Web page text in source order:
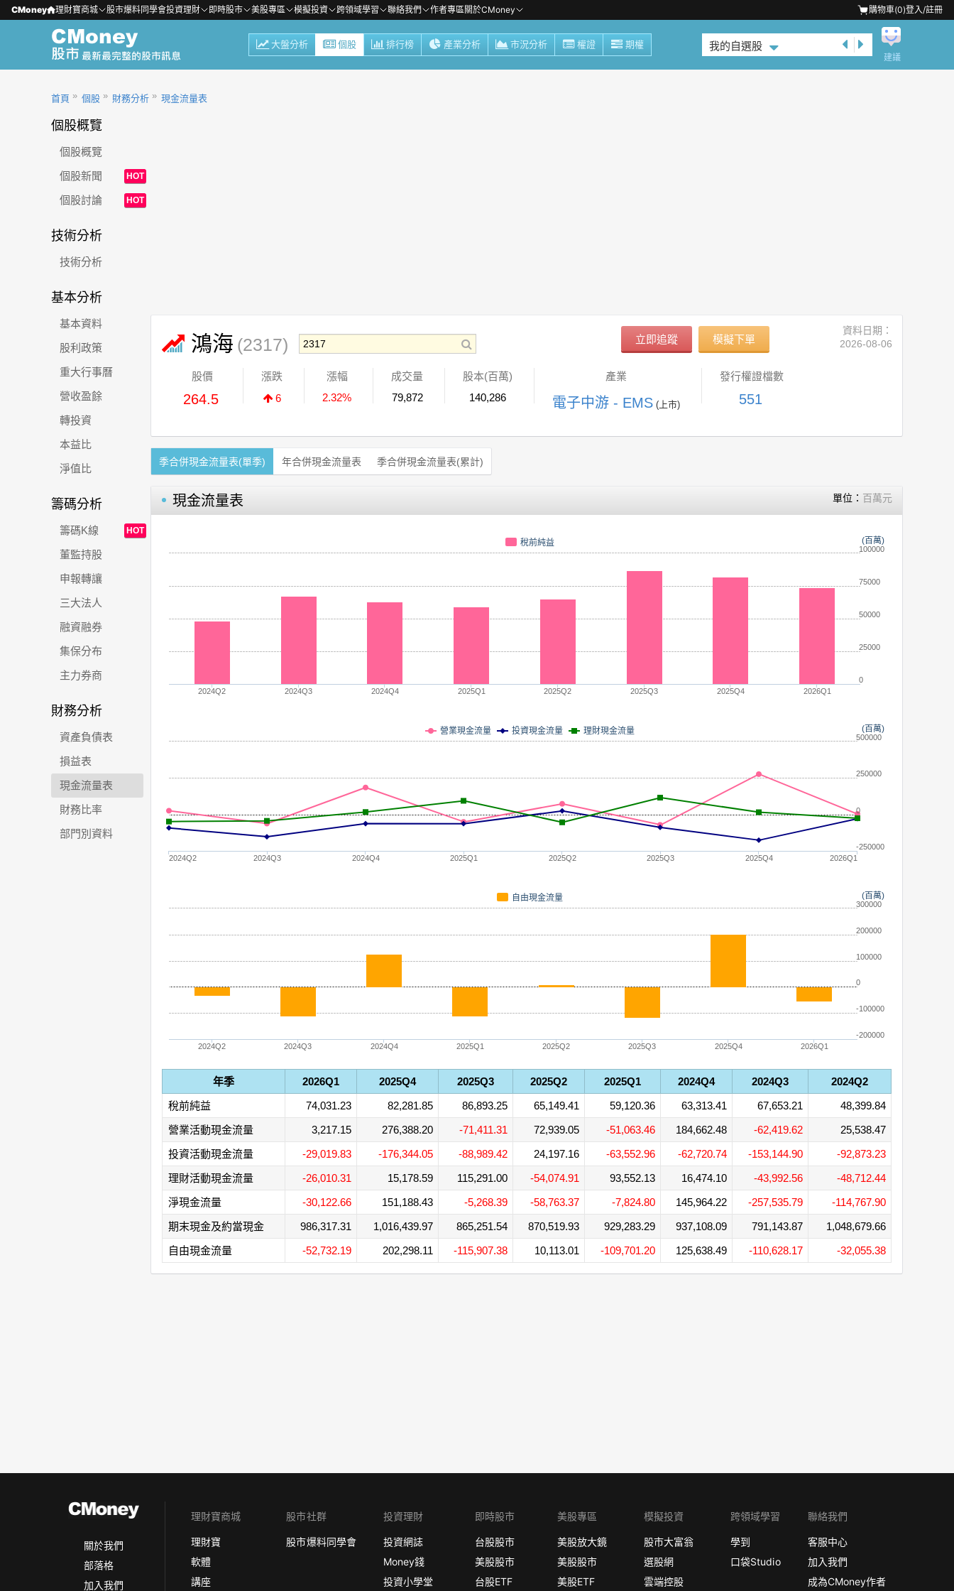
CMoney 理財寶商城 股市爆料同學會投資理財 即時股市 美股專區 模擬投資 跨領域學習 聯絡我們 作者專區關於CMoney 購物車(0)登入/註冊
大盤分析 個股 排行榜 產業分析 市況分析 權證 期權 我的自選股
建議
首頁 個股 財務分析 現金流量表
個股概覽
個股概覽
個股新聞
HOT
個股討論 HOT
技術分析
技術分析
基本分析
基本資料
股利政策
重大行事曆
營收盈餘
轉投資
本益比
淨值比
籌碼分析
籌碼K線 HOT
董監持股
申報轉讓
三大法人
融資融券
集保分布
主力券商
財務分析
資產負債表
損益表
現金流量表
財務比率
部門別資料
鴻海 (2317) 立即追蹤 模擬下單
資料日期：
2026-08-06
股價
264.5
漲跌
6
漲幅
2.32%
成交量
79,872
股本(百萬)
140,286
產業
電子中游 - EMS (上市)
發行權證檔數
551
季合併現金流量表(單季) 年合併現金流量表 季合併現金流量表(累計)
現金流量表 單位： 百萬元
(百萬)
稅前純益
2024Q2 2024Q3 2024Q4 2025Q1 2025Q2 2025Q3 2025Q4 2026Q1
0
25000
50000
75000
100000
(百萬)
營業現金流量 投資現金流量 理財現金流量
2024Q2 2024Q3 2024Q4 2025Q1 2025Q2 2025Q3 2025Q4 2026Q1
0
-250000
250000
500000
(百萬)
自由現金流量
2024Q2 2024Q3 2024Q4 2025Q1 2025Q2 2025Q3 2025Q4 2026Q1
-200000
-100000
0
100000
200000
300000
年季 2026Q1 2025Q4 2025Q3 2025Q2 2025Q1 2024Q4 2024Q3
2024Q2
稅前純益
74,031.23 82,281.85 86,893.25 65,149.41 59,120.36 63,313.41 67,653.21
48,399.84
營業活動現金流量
3,217.15 276,388.20 -71,411.31 72,939.05 -51,063.46 184,662.48 -62,419.62
25,538.47
投資活動現金流量
-29,019.83 -176,344.05 -88,989.42 24,197.16 -63,552.96 -62,720.74 -153,144.90
-92,873.23
理財活動現金流量
-26,010.31 15,178.59 115,291.00 -54,074.91 93,552.13 16,474.10 -43,992.56
-48,712.44
淨現金流量
-30,122.66 151,188.43 -5,268.39 -58,763.37 -7,824.80 145,964.22 -257,535.79
-114,767.90
期末現金及約當現金
986,317.31 1,016,439.97 865,251.54 870,519.93 929,283.29 937,108.09 791,143.87
1,048,679.66
自由現金流量
-52,732.19 202,298.11 -115,907.38 10,113.01 -109,701.20 125,638.49 -110,628.17 -32,055.38
關於我們
部落格
加入我們
理財寶商城
理財寶
軟體
講座
股市社群
股市爆料同學會
投資理財
投資網誌
Money錢
投資小學堂
即時股市
台股股市
美股股市
台股ETF
美股專區
美股放大鏡
美股股市
美股ETF
模擬投資
股市大富翁
選股網
雲端控股
跨領域學習
學到
口袋Studio
聯絡我們
客服中心
加入我們
成為CMoney作者